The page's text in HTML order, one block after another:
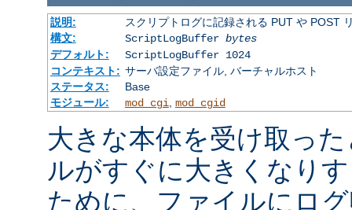
説明:
スクリプトログに記録される PUT や POST
構文:
ScriptLogBuffer bytes
デフォルト:
ScriptLogBuffer 1024
コンテキスト: サーバ設定ファイル, バーチャルホスト
ステータス:
Base
モジュール:
mod_cgi, mod_cgid
大きな本体を受け取っ
ルがすぐに大きくなり
ために、ファイルにロ